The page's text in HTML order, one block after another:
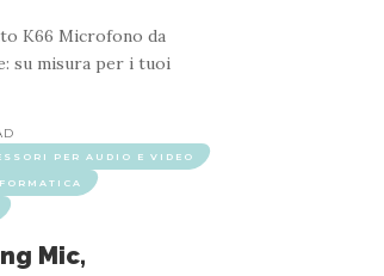
K66 Microfono da
su misura per i tuoi
PER AUDIO E VIDEO
Mic,